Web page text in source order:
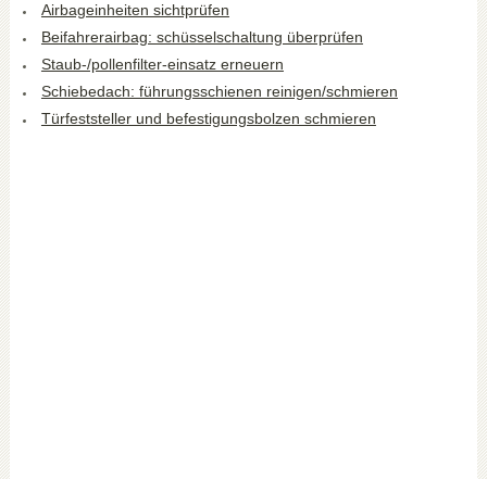
Airbageinheiten sichtprüfen
Beifahrerairbag: schüsselschaltung überprüfen
Staub-/pollenfilter-einsatz erneuern
Schiebedach: führungsschienen reinigen/schmieren
Türfeststeller und befestigungsbolzen schmieren